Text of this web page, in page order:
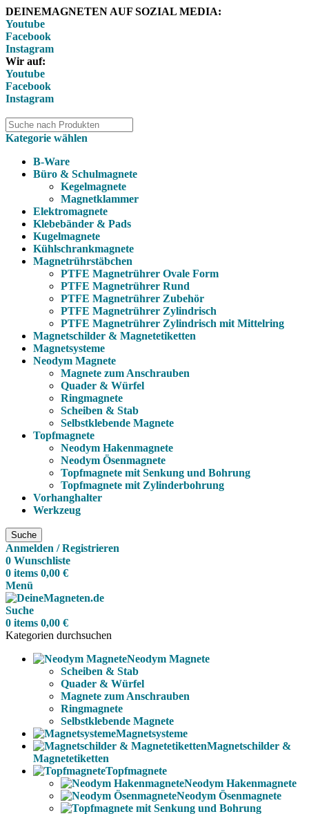
DEINEMAGNETEN AUF SOZIAL MEDIA:
Youtube
Facebook
Instagram
Wir auf:
Youtube
Facebook
Instagram
Kategorie wählen
B-Ware
Büro & Schulmagnete
Kegelmagnete
Magnetklammer
Elektromagnete
Klebebänder & Pads
Kugelmagnete
Kühlschrankmagnete
Magnetrührstäbchen
PTFE Magnetrührer Ovale Form
PTFE Magnetrührer Rund
PTFE Magnetrührer Zubehör
PTFE Magnetrührer Zylindrisch
PTFE Magnetrührer Zylindrisch mit Mittelring
Magnetschilder & Magnetetiketten
Magnetsysteme
Neodym Magnete
Magnete zum Anschrauben
Quader & Würfel
Ringmagnete
Scheiben & Stab
Selbstklebende Magnete
Topfmagnete
Neodym Hakenmagnete
Neodym Ösenmagnete
Topfmagnete mit Senkung und Bohrung
Topfmagnete mit Zylinderbohrung
Vorhanghalter
Werkzeug
Suche
Anmelden / Registrieren
0 Wunschliste
0 items 0,00 €
Menü
Suche
0 items 0,00 €
Kategorien durchsuchen
Neodym Magnete
Scheiben & Stab
Quader & Würfel
Magnete zum Anschrauben
Ringmagnete
Selbstklebende Magnete
Magnetsysteme
Magnetschilder &
Magnetetiketten
Topfmagnete
Neodym Hakenmagnete
Neodym Ösenmagnete